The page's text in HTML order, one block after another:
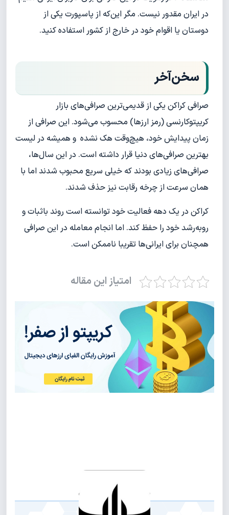
در ایران مقدور نیست. مگر این‌که از پاسپورت یکی از
دوستان یا اقوام خود در خارج از کشور استفاده کنید.
سخن‌آخر
صرافی کراکن یکی از قدیمی‌ترین صرافی‌های بازار
کریپتوکارنسی (رمز ارزها) محسوب می‌شود. این صرافی از
زمان پیدایش خود، هیچ‌وقت هک نشده و همیشه در لیست
بهترین صرافی‌های دنیا قرار داشته است. در این سال‌ها،
صرافی‌های زیادی بودند که خیلی سریع محبوب شدند اما با
همان سرعت از چرخه رقابت نیز حذف شدند.
کراکن در یک دهه فعالیت خود توانسته است روند باثبات و
روبه‌رشد خود را حفظ کند. اما انجام معامله در این صرافی
همچنان برای ایرانی‌ها تقریبا ناممکن است.
امتیاز این مقاله